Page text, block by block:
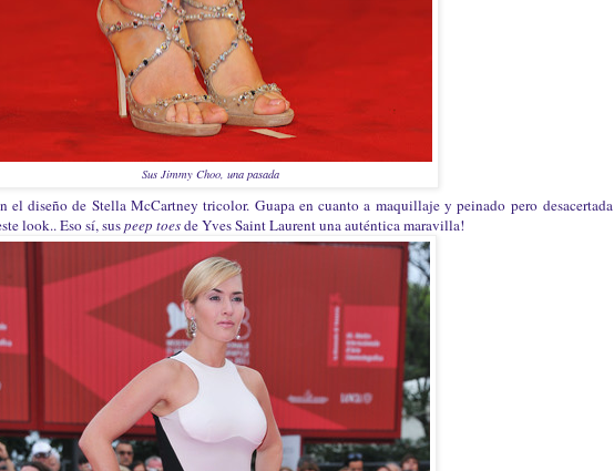
Sus Jimmy Choo, una pasada
el diseño de Stella McCartney tricolor. Guapa en cuanto a maquillaje y peinado pero desacertada
look.. Eso sí, suspeep toesde Yves Saint Laurent una auténtica maravilla!